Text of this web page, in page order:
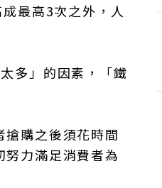
最高3次之外，人
多」的因素，「鐵
購之後須花時間
力滿足消費者為